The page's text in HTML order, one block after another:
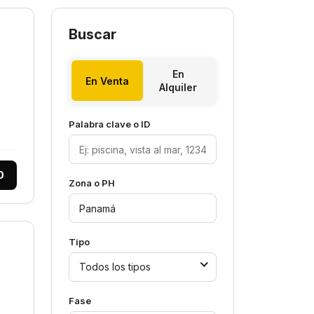
Buscar
En Venta
En
Alquiler
Palabra clave o ID
Zona o PH
Tipo
Todos los tipos
Fase